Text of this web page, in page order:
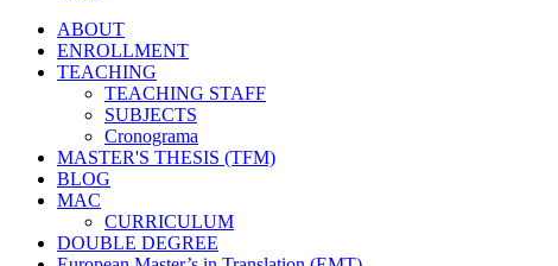
ABOUT
ENROLLMENT
TEACHING
TEACHING STAFF
SUBJECTS
Cronograma
MASTER'S THESIS (TFM)
BLOG
MAC
CURRICULUM
DOUBLE DEGREE